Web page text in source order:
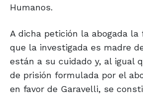
Humanos.
A dicha petición la abogada la
que la investigada es madre
están a su cuidado y, al igual
de prisión formulada por el
en favor de Garavelli, se